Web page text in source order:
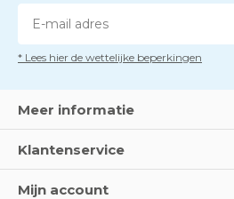
DoorMarco
Dag van de
* Lees hier de wettelijke beperkingen
Meer informatie
Klantenservice
Mijn account